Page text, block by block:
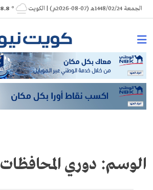
Skip
to
الجمعة 1448/02/24هـ (07-08-2026م) | الكويت ° 38.8
الوسم: دوري المحافظات